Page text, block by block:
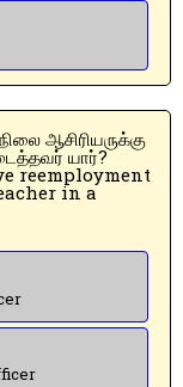
யார்?
reemployment
in a